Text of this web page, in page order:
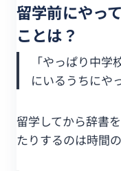
留学前にやっ
ことは？
「やっぱり中
にいるうちにや
留学してから辞書
たりするのは時間